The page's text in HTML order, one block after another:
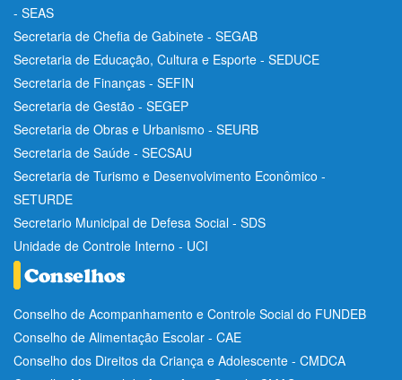
- SEAS
Secretaria de Chefia de Gabinete - SEGAB
Secretaria de Educação, Cultura e Esporte - SEDUCE
Secretaria de Finanças - SEFIN
Secretaria de Gestão - SEGEP
Secretaria de Obras e Urbanismo - SEURB
Secretaria de Saúde - SECSAU
Secretaria de Turismo e Desenvolvimento Econômico -
SETURDE
Secretario Municipal de Defesa Social - SDS
Unidade de Controle Interno - UCI
Conselho de Acompanhamento e Controle Social do FUNDEB
Conselho de Alimentação Escolar - CAE
Conselho dos Direitos da Criança e Adolescente - CMDCA